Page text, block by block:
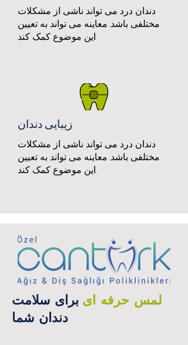
دندان درد می تواند ناشی از مشکلات
مختلفی باشد. معاینه می تواند به تعیین
این موضوع کمک کند.
زیبایی دندان
دندان درد می تواند ناشی از مشکلات
مختلفی باشد. معاینه می تواند به تعیین
این موضوع کمک کند.
لمس حرفه ای برای سلامت
دندان شما